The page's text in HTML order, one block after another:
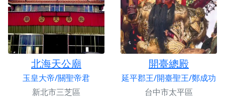
北海天公廟
玉皇大帝/關聖帝君
新北市三芝區
開臺總殿
延平郡王/開臺聖王/鄭成功
台中市太平區